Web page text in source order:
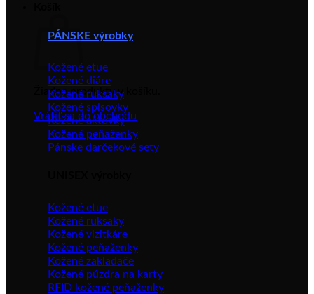
Žiadne produkty v košíku.
Vrátiť sa do obchodu
PÁNSKE výrobky
Kožené etue
Kožené diáre
Kožené ruksaky
Kožené spisovky
Kožené aktovky
Kožené peňaženky
Pánske darčekové sety
Kožené etue
Kožené ruksaky
Kožené vizitkáre
Kožené peňaženky
Kožené zakladače
Kožené púzdra na karty
RFID kožené peňaženky